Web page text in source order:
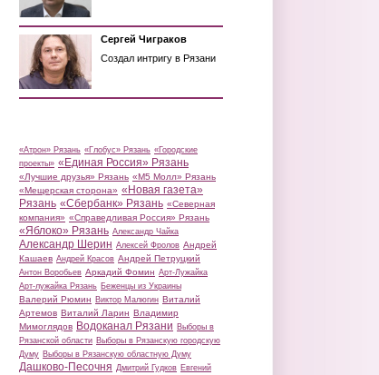
Сергей Чиграков
Создал интригу в Рязани
«Атрон» Рязань «Глобус» Рязань «Городские
проекты» «Единая Россия» Рязань
«Лучшие друзья» Рязань «М5 Молл» Рязань
«Мещерская сторона» «Новая газета»
Рязань «Сбербанк» Рязань «Северная
компания» «Справедливая Россия» Рязань
«Яблоко» Рязань Александр Чайка
Александр Шерин Алексей Фролов Андрей
Кашаев Андрей Красов Андрей Петруцкий
Антон Воробьев Аркадий Фомин Арт-Лужайка
Арт-лужайка Рязань Беженцы из Украины
Валерий Рюмин Виктор Малюгин Виталий
Артемов Виталий Ларин Владимир
Мимоглядов Водоканал Рязани Выборы в
Рязанской области Выборы в Рязанскую городскую
Думу Выборы в Рязанскую областную Думу
Дашково-Песочня Дмитрий Гудков Евгений